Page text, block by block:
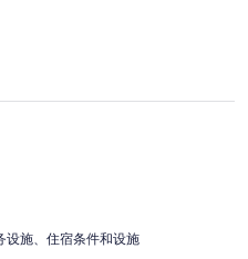
设施、住宿条件和设施